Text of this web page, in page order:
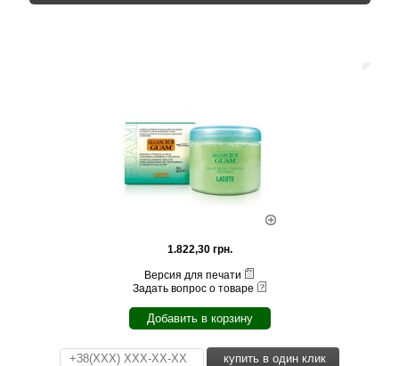
1.822,30 грн.
Версия для печати
Задать вопрос о товаре
Добавить в корзину
купить в один клик